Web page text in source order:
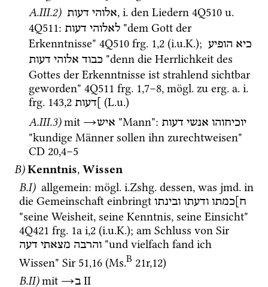
A.III.2) אלוהי דעות, i. den Liedern 4Q510 u.
4Q511: לאלוהי דעות
"dem Gott der
Erkenntnisse" 4Q510 frg. 1,2 (i.u.K.); כיא הופיע
כבוד אלוהי דעות
"denn die Herrlichkeit des
Gottes der Erkenntnisse ist strahlend sichtbar
geworden" 4Q511 frg. 1,7–8, mögl. zu erg. a. i.
frg. 143,2 ]דעות (L.u.)
A.III.3)mit →איש "Mann": יוכיחוהו אנשי דעות
CD 20,4–5
B)Kenntnis, Wissen
B.I) allgemein: mögl. i.Zshg. dessen, was jmd. in
die Gemeinschaft einbringt
ח]כמתו ודעתו ובינתו
4Q421 frg. 1a i,2 (i.u.K.); am Schluss von Sir
והרבה מצאתי דעה
"und vielfach fand ich
Wissen" Sir 51,16 (Ms.B 21r,12)
B.II)mit →ב ‎ II